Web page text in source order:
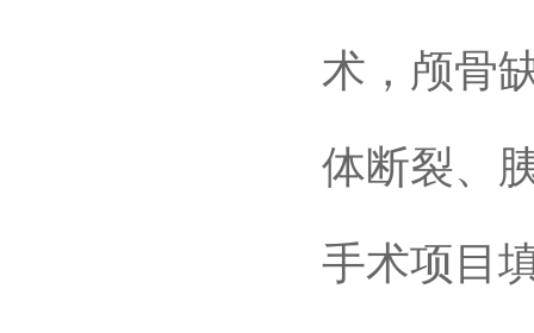
术，颅骨
体断裂、
手术项目